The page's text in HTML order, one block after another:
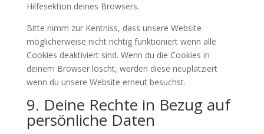
Hilfesektion deines Browsers.
Bitte nimm zur Kentniss, dass unsere Website
möglicherweise nicht richtig funktioniert wenn alle
Cookies deaktiviert sind. Wenn du die Cookies in
deinem Browser löscht, werden diese neuplatziert
wenn du unsere Website erneut besuchst.
9. Deine Rechte in Bezug auf
persönliche Daten